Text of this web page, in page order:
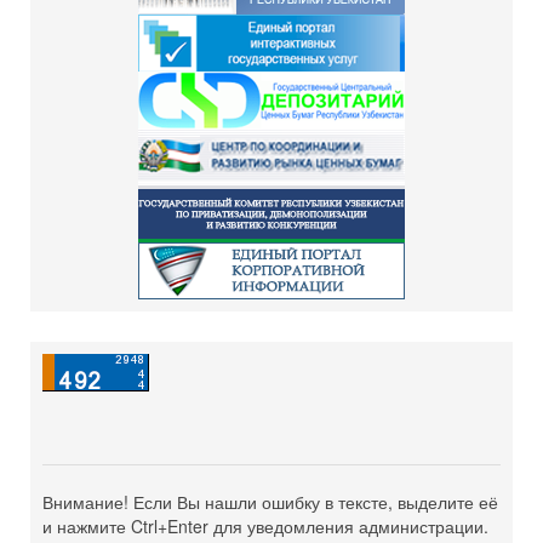
Внимание! Если Вы нашли ошибку в тексте, выделите её
и нажмите Ctrl+Enter для уведомления администрации.